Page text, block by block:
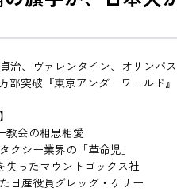
治、ヴァレンタイン、オリン
部突破『東京アンダーワールド
教会の相思相愛
シー業界の「革命児」
ったマウントゴックス社
日産役員グレッグ・ケリー